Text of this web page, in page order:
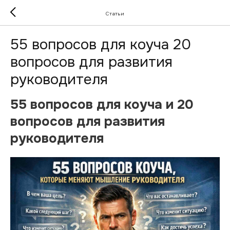
Статьи
55 вопросов для коуча 20
вопросов для развития
руководителя
55 вопросов для коуча и 20
вопросов для развития
руководителя